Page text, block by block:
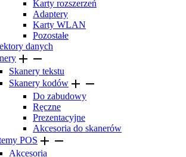
Karty rozszerzeń
Adaptery
Karty WLAN
Pozostałe
danych
 
Skanery tekstu
Skanery kodów  
Do zabudowy
Ręczne
Prezentacyjne
Akcesoria do skanerów
POS  
Akcesoria